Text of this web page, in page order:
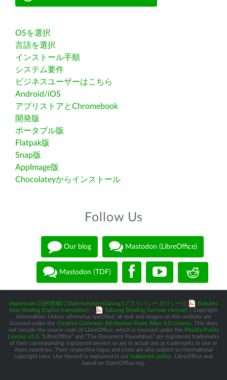
OSを選択
言語を選択
インストール手順
システム要件
ビジネスユーザーはこちら
Android/iOS
アプリストアとChromebook
開発版
ポータブル版
Flatpak版
Snap版
AppImage版
Chocolateyからインストール
Follow Us
Our blog Mastodon (LibreOffice)
Mastodon (TDF)
Impressum (法的情報) Datenschutzerklärung (プライバシー ポリシー)
Statutes
(non-binding English translation) - Satzung (binding German version)
| Copyright
information: Unless otherwise specified, all text and images on this website are
licensed under the Creative Commons Attribution-Share Alike 3.0 License. This does
not include the source code of LibreOffice, which is licensed under the Mozilla Public
License v2.0 . “LibreOffice” and “The Document Foundation” are registered trademarks
of their corresponding registered owners or are in actual use as trademarks in one or
more countries. Their respective logos and icons are also subject to international
copyright laws. Use thereof is explained in our trademark policy. LibreOffice was
based on OpenOffice.org.